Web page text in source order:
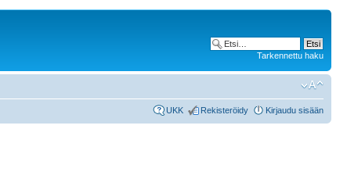
Tarkennettu haku
UKK Rekisteröidy Kirjaudu sisään